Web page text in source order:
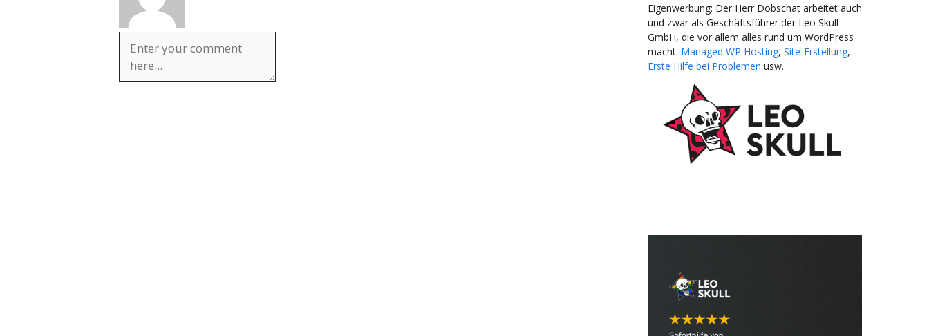
Eigenwerbung: Der Herr Dobschat arbeitet auch
und zwar als Geschäftsführer der Leo Skull
GmbH, die vor allem alles rund um WordPress
macht: Managed WP Hosting, Site-Erstellung,
Erste Hilfe bei Problemen usw.